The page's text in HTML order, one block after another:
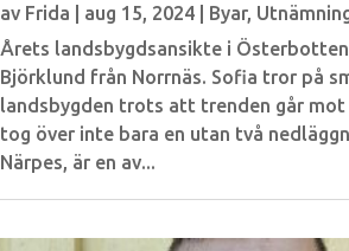
av Frida aug 15, 2024 Byar,
Årets landsbygdsansikte i
Björklund från Norrnäs. Sofia tror på
landsbygden trots att trenden går
tog över inte bara en utan två
Närpes, är en av...